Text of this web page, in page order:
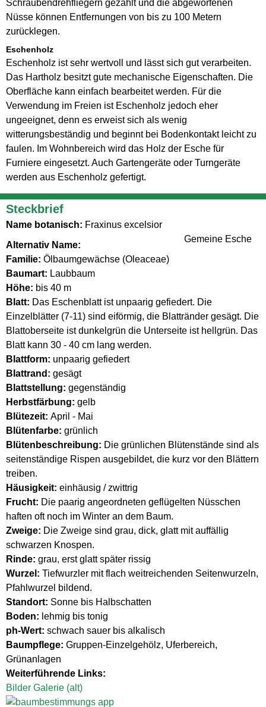
Schraubendrehfliegern gezählt und die abgeworfenen
Nüsse können Entfernungen von bis zu 100 Metern
zurücklegen.
Eschenholz
Eschenholz ist sehr wertvoll und lässt sich gut verarbeiten.
Das Hartholz besitzt gute mechanische Eigenschaften. Die
Oberfläche kann einfach bearbeitet werden. Für die
Verwendung im Freien ist Eschenholz jedoch eher
ungeeignet, denn es erweist sich als wenig
witterungsbeständig und beginnt bei Bodenkontakt leicht zu
faulen. Im Wohnbereich wird das Holz der Esche für
Furniere eingesetzt. Auch Gartengeräte oder Turngeräte
werden aus Eschenholz gefertigt.
Steckbrief
Name botanisch: Fraxinus excelsior
Alternativ Name:
Gemeine Esche
Familie: Ölbaumgewächse (Oleaceae)
Baumart: Laubbaum
Höhe: bis 40 m
Blatt: Das Eschenblatt ist unpaarig gefiedert. Die
Einzelblätter (7-11) sind eiförmig, die Blattränder gesägt. Die
Blattoberseite ist dunkelgrün die Unterseite ist hellgrün. Das
Blatt kann 30 - 40 cm lang werden.
Blattform: unpaarig gefiedert
Blattrand: gesägt
Blattstellung: gegenständig
Herbstfärbung: gelb
Blütezeit: April - Mai
Blütenfarbe: grünlich
Blütenbeschreibung: Die grünlichen Blütenstände sind als
seitenständige Rispen ausgebildet, die kurz vor den Blättern
treiben.
Häusigkeit: einhäusig / zwittrig
Frucht: Die paarig angeordneten geflügelten Nüsschen
haften oft noch im Winter an dem Baum.
Zweige: Die Zweige sind grau, dick, glatt mit auffällig
schwarzen Knospen.
Rinde: grau, erst glatt später rissig
Wurzel: Tiefwurzler mit flach weitreichenden Seitenwurzeln,
Pfahlwurzel bildend.
Standort: Sonne bis Halbschatten
Boden: lehmig bis tonig
ph-Wert: schwach sauer bis alkalisch
Baumpflege: Gruppen-Einzelgehölz, Uferbereich,
Grünanlagen
Weiterführende Links:
Bilder Galerie (alt)